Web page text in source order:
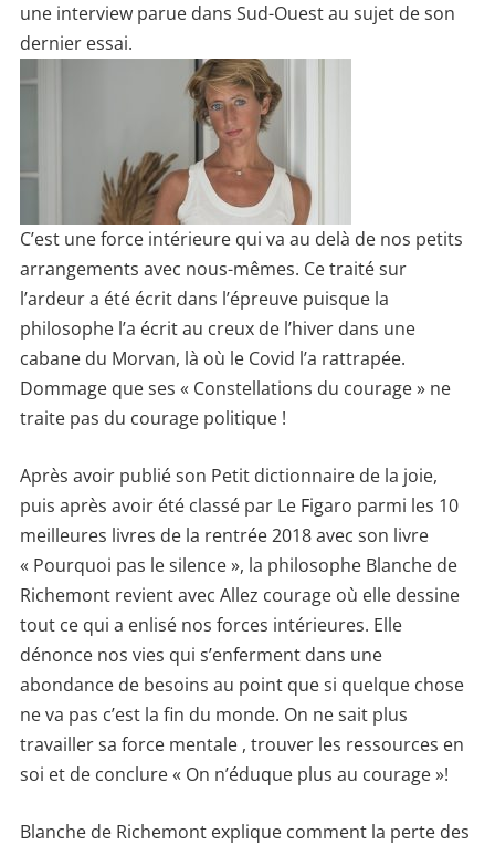
une interview parue dans Sud-Ouest au sujet de son
dernier essai.
C’est une force intérieure qui va au delà de nos petits
arrangements avec nous-mêmes. Ce traité sur
l’ardeur a été écrit dans l’épreuve puisque la
philosophe l’a écrit au creux de l’hiver dans une
cabane du Morvan, là où le Covid l’a rattrapée.
Dommage que ses « Constellations du courage » ne
traite pas du courage politique !
Après avoir publié son Petit dictionnaire de la joie,
puis après avoir été classé par Le Figaro parmi les 10
meilleures livres de la rentrée 2018 avec son livre
« Pourquoi pas le silence », la philosophe Blanche de
Richemont revient avec Allez courage où elle dessine
tout ce qui a enlisé nos forces intérieures. Elle
dénonce nos vies qui s’enferment dans une
abondance de besoins au point que si quelque chose
ne va pas c’est la fin du monde. On ne sait plus
travailler sa force mentale , trouver les ressources en
soi et de conclure « On n’éduque plus au courage »!
Blanche de Richemont explique comment la perte des